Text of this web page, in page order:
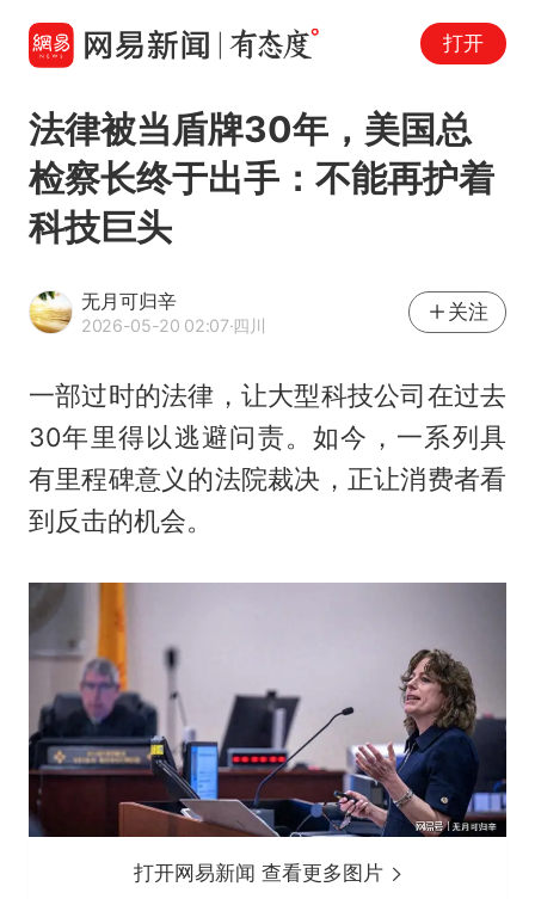
打开
法律被当盾牌30年，美国总
检察长终于出手：不能再护着
科技巨头
无月可归辛
2026-05-20 02:07·四川
关注
一部过时的法律，让大型科技公司在过去
30年里得以逃避问责。如今，一系列具
有里程碑意义的法院裁决，正让消费者看
到反击的机会。
打开网易新闻 查看更多图片